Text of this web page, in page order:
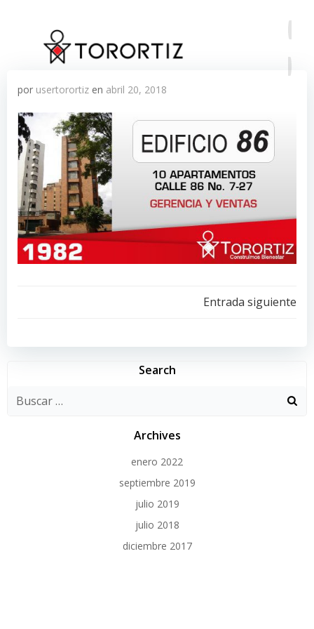
contenido
por usertorortiz en abril 20, 2018
Navegación
de
entradas
Entrada siguiente
Search
Archives
enero 2022
septiembre 2019
julio 2019
julio 2018
diciembre 2017